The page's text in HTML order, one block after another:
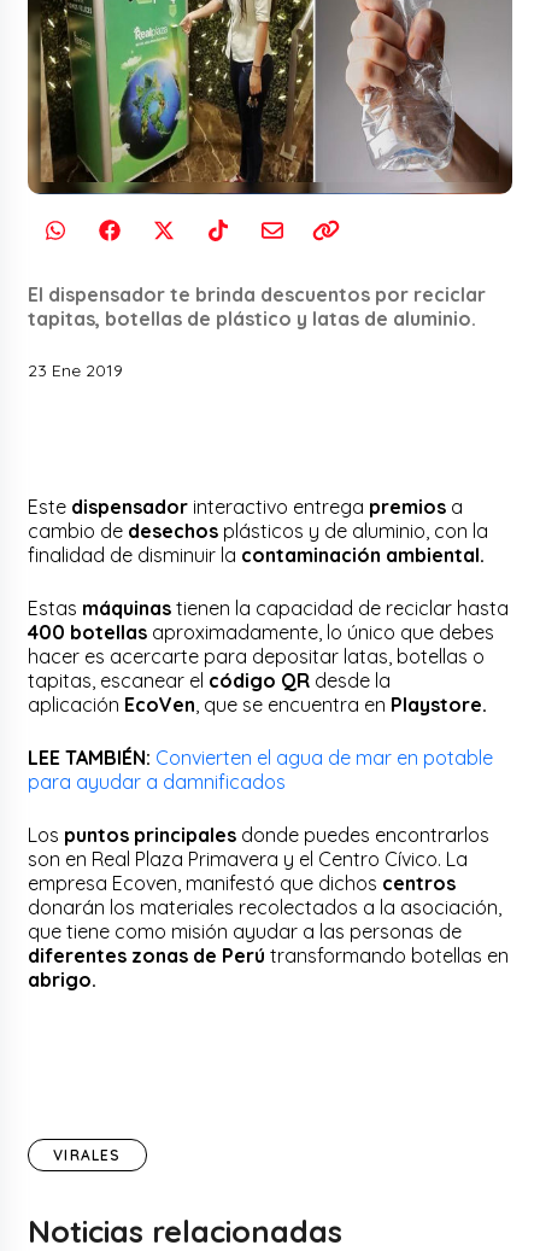
El dispensador te brinda descuentos por reciclar
tapitas, botellas de plástico y latas de aluminio.
23 Ene 2019
Este dispensador interactivo entrega premios a
cambio de desechos plásticos y de aluminio, con la
finalidad de disminuir la contaminación ambiental.
Estas máquinas tienen la capacidad de reciclar hasta
400 botellas aproximadamente, lo único que debes
hacer es acercarte para depositar latas, botellas o
tapitas, escanear el código QR desde la
aplicación EcoVen , que se encuentra en Playstore.
LEE TAMBIÉN: Convierten el agua de mar en potable
para ayudar a damnificados
Los puntos principales donde puedes encontrarlos
son en Real Plaza Primavera y el Centro Cívico. La
empresa Ecoven, manifestó que dichos centros
donarán los materiales recolectados a la asociación,
que tiene como misión ayudar a las personas de
diferentes zonas de Perú transformando botellas en
abrigo.
VIRALES
Noticias relacionadas